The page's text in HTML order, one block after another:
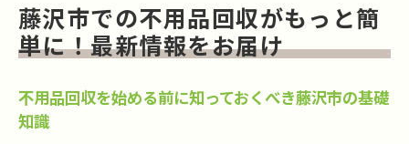
藤沢市での不用品回収に適した時間帯と
は？
の準備
藤沢市での不用品回収がもっと簡
単に！最新情報をお届け
不用品回収を始める前に知っておくべき藤沢市の基礎
知識